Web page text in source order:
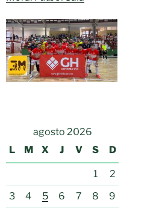
agosto 2026
L
M X J V S D
1
2
3
4 5 6 7 8
9